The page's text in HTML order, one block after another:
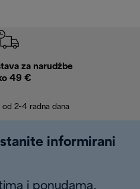
za narudžbe
49 €
od 2-4 radna dana
informirani
i ponudama.